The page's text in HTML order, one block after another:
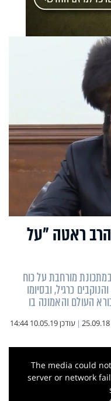
ראטה "על
מורחבת על כוח
כרגיל, ובסיומו
העולם והאמונה בו
25.09.18
| עודכן10.05.19 14:44
This
The media could
server or network